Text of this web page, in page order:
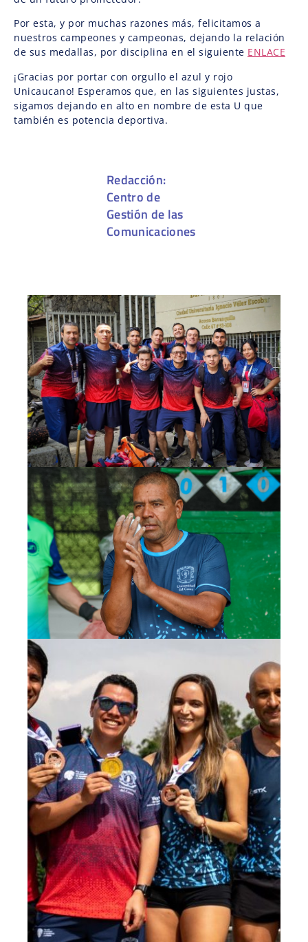
Por esta, y por muchas razones más, felicitamos a
nuestros campeones y campeonas, dejando la relación
de sus medallas, por disciplina en el siguiente ENLACE
¡Gracias por portar con orgullo el azul y rojo
Unicaucano! Esperamos que, en las siguientes justas,
sigamos dejando en alto en nombre de esta U que
también es potencia deportiva.
Redacción:
Centro de
Gestión de las
Comunicaciones